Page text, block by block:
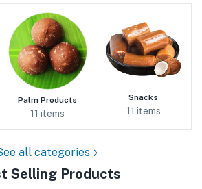
Palm Products
11 items
Snacks
11 items
all categories
Selling Products